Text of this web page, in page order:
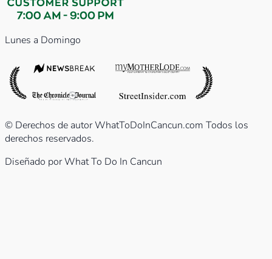
Lunes a Domingo
© Derechos de autor WhatToDoInCancun.com Todos los
derechos reservados.
Diseñado por What To Do In Cancun